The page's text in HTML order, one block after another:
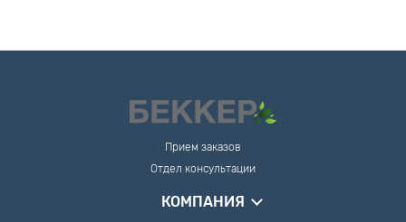
Прием заказов
Отдел консультации
КОМПАНИЯ